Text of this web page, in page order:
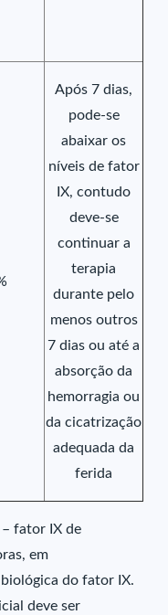
Após 7 dias,
pode-se
abaixar os
níveis de fator
IX, contudo
deve-se
continuar a
terapia
durante pelo
menos outros
7 dias ou até a
absorção da
hemorragia ou
da cicatrização
adequada da
ferida
– fator IX de
em
do fator IX.
deve ser